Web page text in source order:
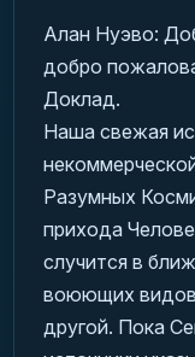
Алан Нуэво:
добро
Доклад.
Наша свежая
Разумных
прихода
случится в
воюющих
другой. Пока